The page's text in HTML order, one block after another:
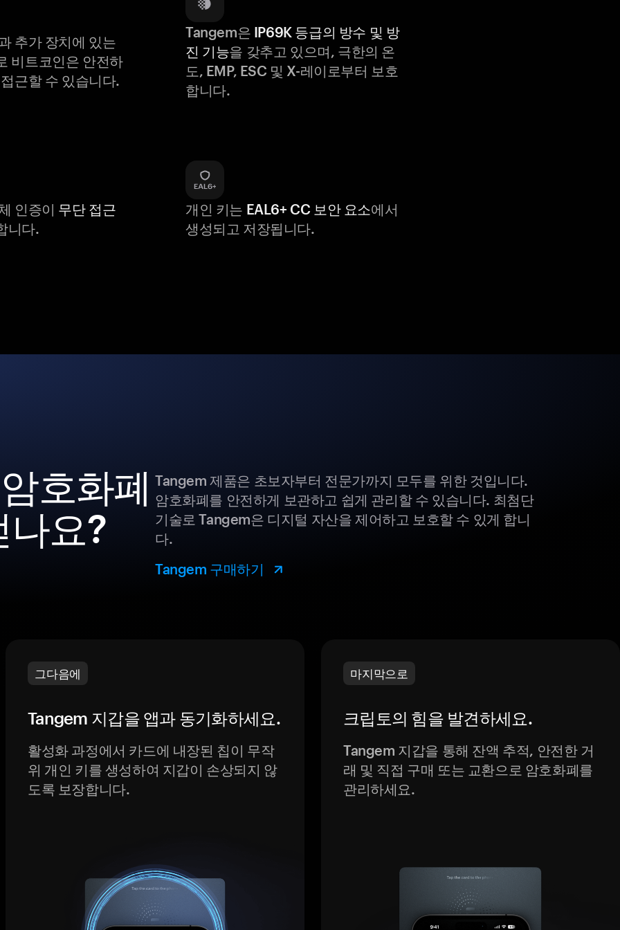
추가 장치에 있는
비트코인은 안전하
근할 수 있습니다.
Tangem은 IP69K 등급의 방수 및 방
진 기능을 갖추고 있으며, 극한의 온
도, EMP, ESC 및 X-레이로부터 보호
합니다.
인증이 무단 접근
니다.
개인 키는 EAL6+ CC 보안 요소에서
생성되고 저장됩니다.
호화폐
나요?
Tangem 제품은 초보자부터 전문가까지 모두를 위한 것입니다.
암호화폐를 안전하게 보관하고 쉽게 관리할 수 있습니다. 최첨단
기술로 Tangem은 디지털 자산을 제어하고 보호할 수 있게 합니
다.
Tangem 구매하기
그다음에
Tangem 지갑을 앱과 동기화하세요.
활성화 과정에서 카드에 내장된 칩이 무작
위 개인 키를 생성하여 지갑이 손상되지 않
도록 보장합니다.
마지막으로
크립토의 힘을 발견하세요.
Tangem 지갑을 통해 잔액 추적, 안전한 거
래 및 직접 구매 또는 교환으로 암호화폐를
관리하세요.